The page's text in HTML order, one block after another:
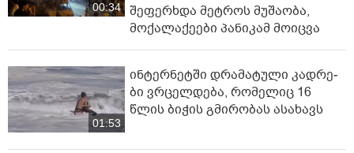
00:34
შეფერხდა მეტროს მუშაობა,
მოქალაქეები პანიკამ მოიცვა
01:53
ინ­ტერ­ნეტ­ში დრა­მა­ტუ­ლი კად­რე­
ბი ვრცელდება, რომელიც 16
წლის ბიჭის გმირობას ასახავს